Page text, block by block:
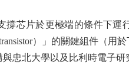
芯片於更極端的條件下運
）」的關鍵組件（
忠北大學以及比利時電子